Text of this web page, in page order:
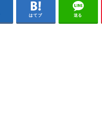
はてブ 送る